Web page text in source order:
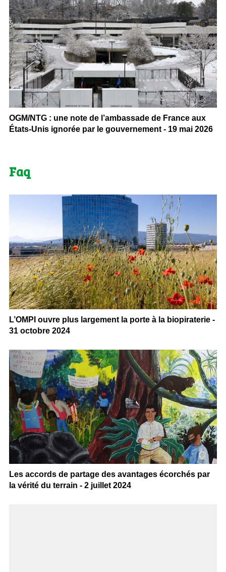
OGM/NTG : une note de l’ambassade de France aux
États-Unis ignorée par le gouvernement - 19 mai 2026
Faq
L’OMPI ouvre plus largement la porte à la biopiraterie -
31 octobre 2024
Les accords de partage des avantages écorchés par
la vérité du terrain - 2 juillet 2024